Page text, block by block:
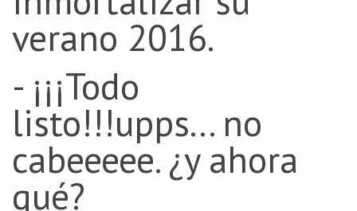
verano 2016.
- ¡¡¡Todo
listo!!!upps... no
cabeeeee. ¿y ahora
qué?